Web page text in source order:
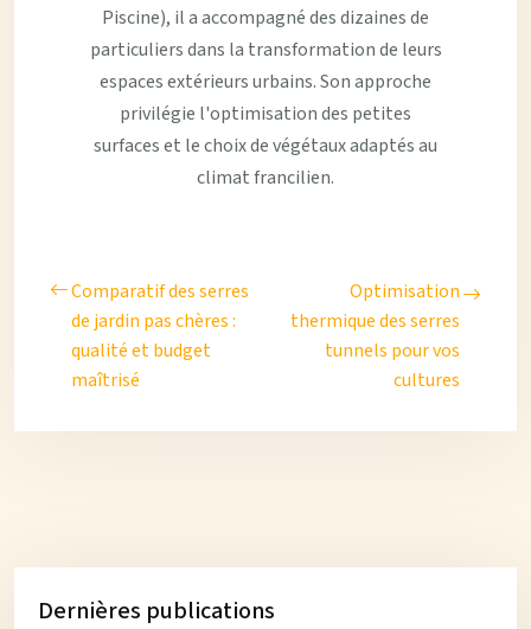
Piscine), il a accompagné des dizaines de
particuliers dans la transformation de leurs
espaces extérieurs urbains. Son approche
privilégie l'optimisation des petites
surfaces et le choix de végétaux adaptés au
climat francilien.
Comparatif des serres
de jardin pas chères :
qualité et budget
maîtrisé
Optimisation
thermique des serres
tunnels pour vos
cultures
Dernières publications